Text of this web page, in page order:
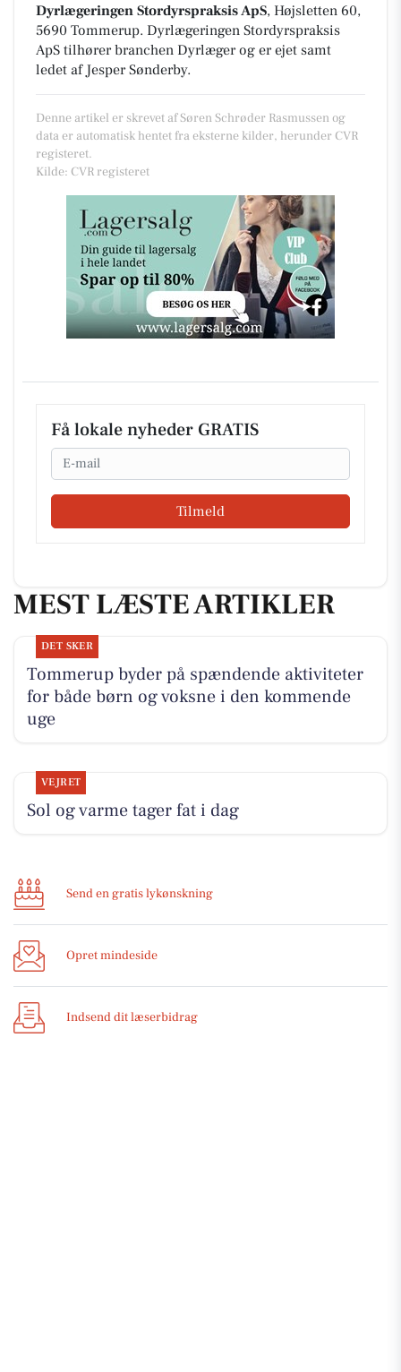
Dyrlægeringen Stordyrspraksis ApS, Højsletten 60,
5690 Tommerup. Dyrlægeringen Stordyrspraksis
ApS tilhører branchen Dyrlægerog er ejet samt
ledet af Jesper Sønderby.
Denne artikel er skrevet af Søren Schrøder Rasmussen og
data er automatisk hentet fra eksterne kilder, herunder CVR
registeret.
Kilde: CVR registeret
Få lokale nyheder GRATIS
Email
Tilmeld
MEST LÆSTE ARTIKLER
DET SKER
Tommerup byder på spændende aktiviteter
for både børn og voksne i den kommende
uge
VEJRET
Sol og varme tager fat i dag
Send en gratis lykønskning
Opret mindeside
Indsend dit læserbidrag